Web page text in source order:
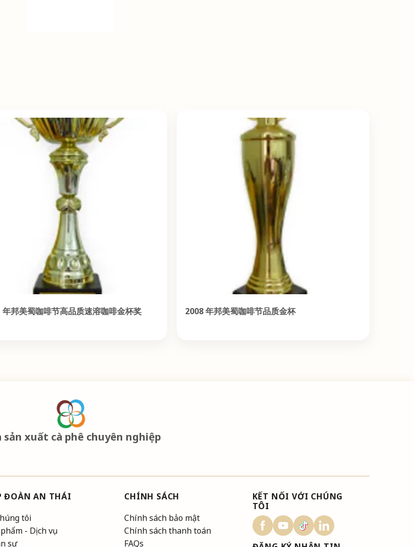
年邦美蜀咖啡节高品质速溶咖啡金杯奖 2008 年邦美蜀咖啡节品质金杯
sản xuất cà phê chuyên nghiệp
ĐOÀN AN THÁI
tôi
- Dịch vụ
sự
CHÍNH SÁCH
Chính sách bảo mật
Chính sách thanh toán
FAQs
KẾT NỐI VỚI CHÚNG
TÔI